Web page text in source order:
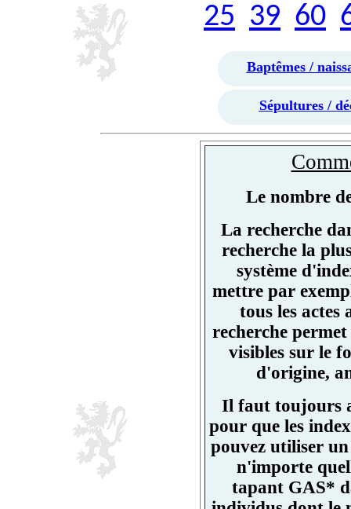
25 39 60
Baptêmes /
Sépultures /
Le nombre
La recherche
recherche la
système
mettre par
tous les
recherche
visibles sur le
d'origine,
Il faut toujours
pour que les
pouvez utiliser
n'importe
tapant GAS*